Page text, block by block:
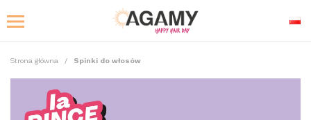
Strona główna Spinki do włosów